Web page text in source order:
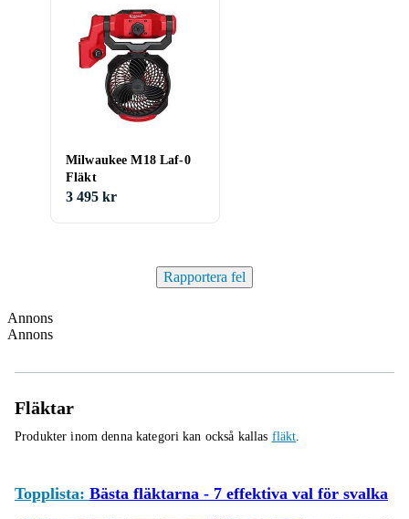
Milwaukee M18 Laf-0
Fläkt
3 495 kr
Rapportera fel
Annons
Annons
Fläktar
Produkter inom denna kategori kan också kallas fläkt.
Topplista: Bästa fläktarna - 7 effektiva val för svalka